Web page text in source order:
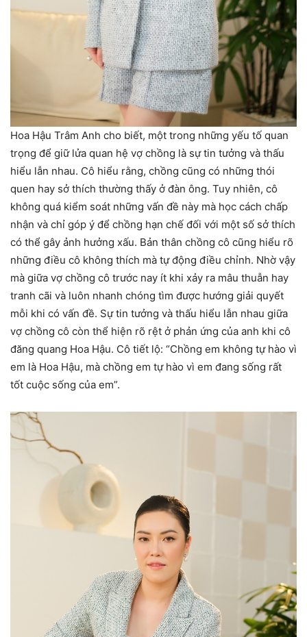
Hoa Hậu Trâm Anh cho biết, một trong những yếu tố quan
trọng để giữ lửa quan hệ vợ chồng là sự tin tưởng và thấu
hiểu lẫn nhau. Cô hiểu rằng, chồng cũng có những thói
quen hay sở thích thường thấy ở đàn ông. Tuy nhiên, cô
không quá kiểm soát những vấn đề này mà học cách chấp
nhận và chỉ góp ý để chồng hạn chế đối với một số sở thích
có thể gây ảnh hưởng xấu. Bản thân chồng cô cũng hiểu rõ
những điều cô không thích mà tự động điều chỉnh. Nhờ vậy
mà giữa vợ chồng cô trước nay ít khi xảy ra mâu thuẫn hay
tranh cãi và luôn nhanh chóng tìm được hướng giải quyết
mỗi khi có vấn đề. Sự tin tưởng và thấu hiểu lẫn nhau giữa
vợ chồng cô còn thể hiện rõ rệt ở phản ứng của anh khi cô
đăng quang Hoa Hậu. Cô tiết lộ: “Chồng em không tự hào vì
em là Hoa Hậu, mà chồng em tự hào vì em đang sống rất
tốt cuộc sống của em”.